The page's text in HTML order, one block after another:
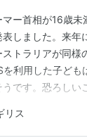
ー首相が16歳未
しました。来年
トラリアが同様
を利用した子ども
です。恐ろしい
り、イギリスの
リス